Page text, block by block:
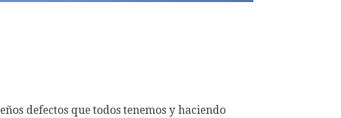
defectos que todos tenemos y haciendo